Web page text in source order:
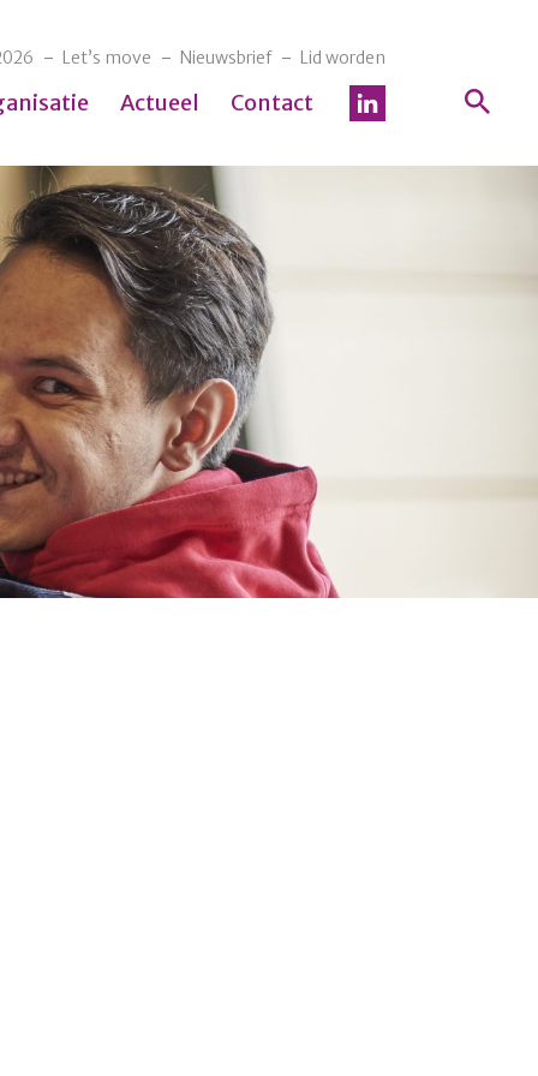
Let’s move Nieuwsbrief Lid worden
Actueel Contact